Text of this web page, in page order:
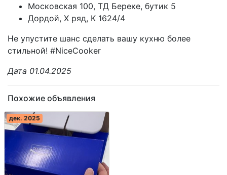
Московская 100, ТД Береке, бутик 5
Дордой, X ряд, К 1624/4
Не упустите шанс сделать вашу кухню более
стильной! #NiceCooker
Дата 01.04.2025
Похожие объявления
дек. 2025